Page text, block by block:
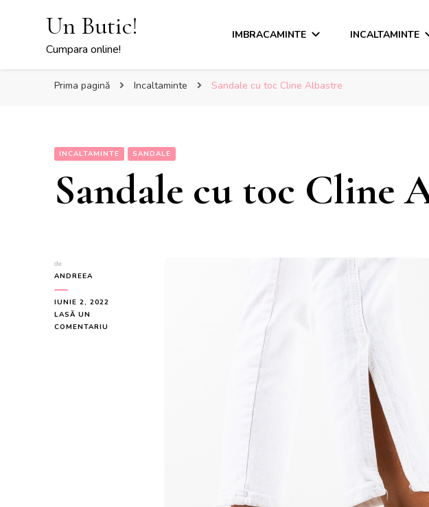
Un Butic!
Cumpara online!
IMBRACAMINTE INCALTAMINTE
Prima pagină Incaltaminte Sandale cu toc Cline Albastre
INCALTAMINTE SANDALE
Sandale cu toc Cline
de
ANDREEA
IUNIE 2, 2022
LASĂ UN
COMENTARIU